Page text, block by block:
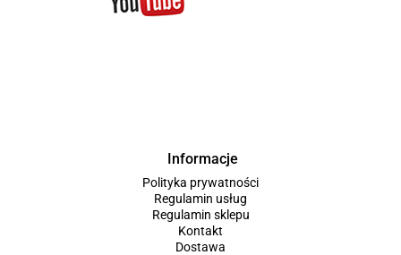
Informacje
Polityka prywatności
Regulamin usług
Regulamin sklepu
Kontakt
Dostawa